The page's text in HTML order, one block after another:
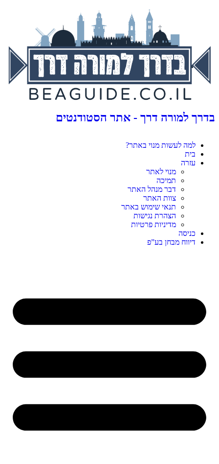
בדרך למורה דרך - אתר הסטודנטים
למה לעשות מנוי באתר?
בית
עזרה
מנוי לאתר
תמיכה
דבר מנהל האתר
צוות האתר
תנאי שימוש באתר
הצהרת נגישות
מדיניות פרטיות
כניסה
דיווח מבחן בע”פ